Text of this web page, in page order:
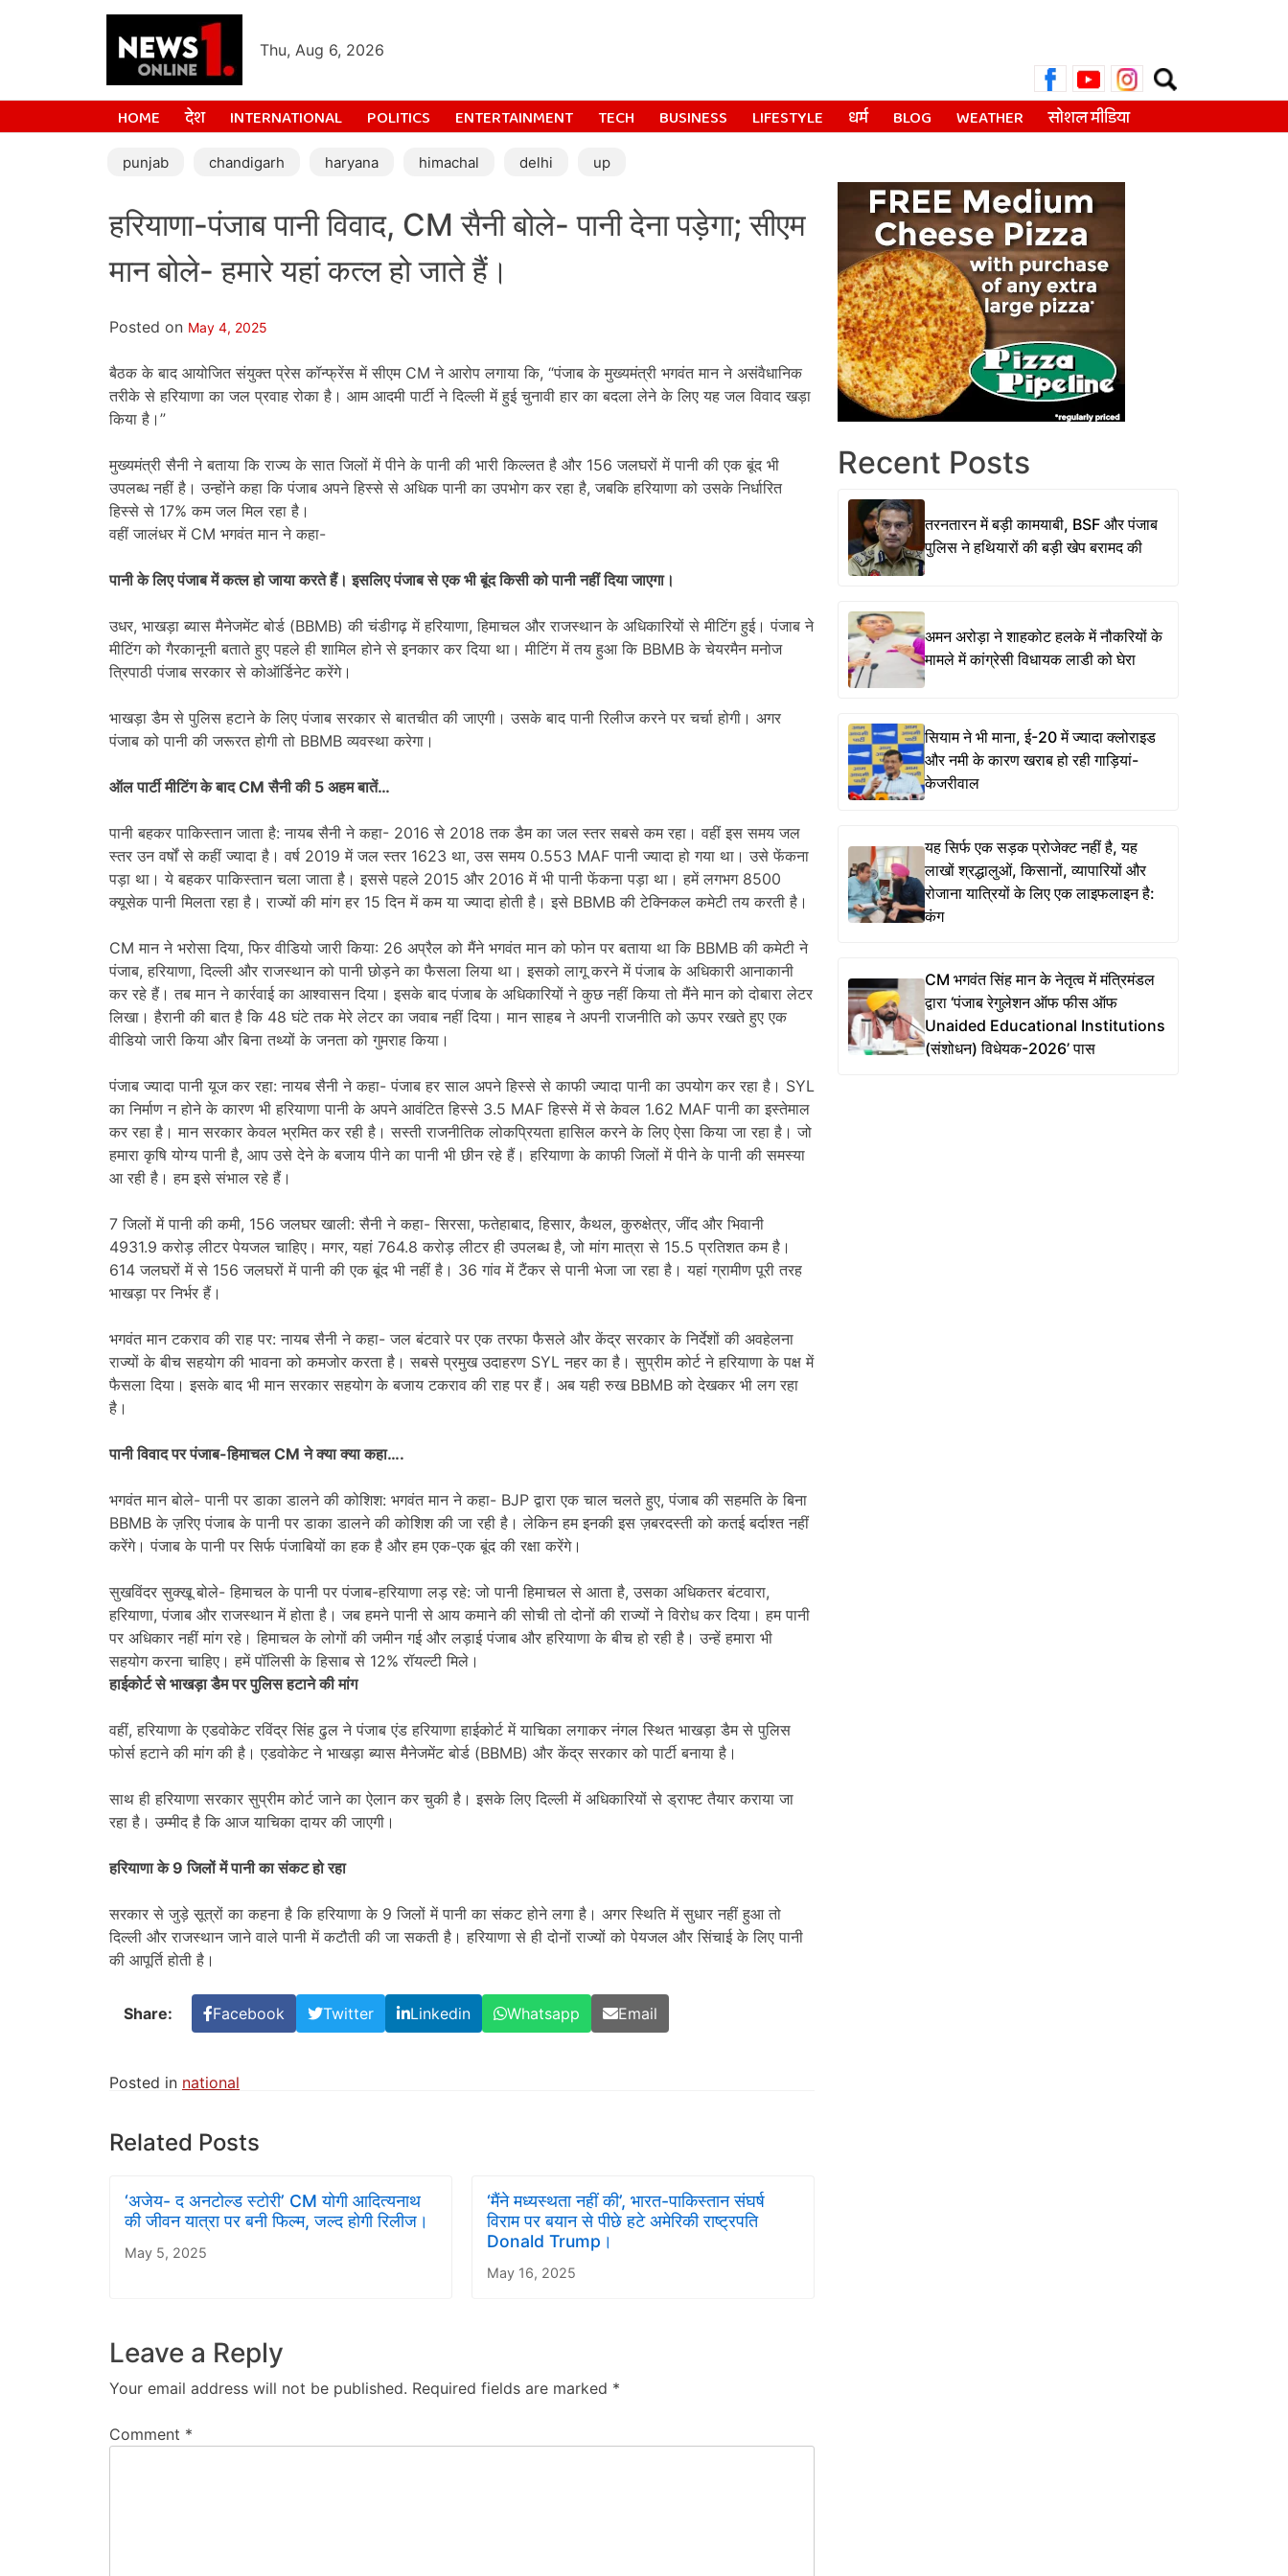
Thu, Aug 6, 2026
Search
for:
HOME देश INTERNATIONAL POLITICS ENTERTAINMENT TECH BUSINESS LIFESTYLE धर्म BLOG WEATHER सोशल मीडिया
punjab chandigarh haryana himachal delhi up
हरियाणा-पंजाब पानी विवाद, CM सैनी बोले- पानी देना पड़ेगा; सीएम
मान बोले- हमारे यहां कत्ल हो जाते हैं।
Posted on May 4, 2025
बैठक के बाद आयोजित संयुक्त प्रेस कॉन्फ्रेंस में सीएम CM ने आरोप लगाया कि, “पंजाब के मुख्यमंत्री भगवंत मान ने असंवैधानिक
तरीके से हरियाणा का जल प्रवाह रोका है। आम आदमी पार्टी ने दिल्ली में हुई चुनावी हार का बदला लेने के लिए यह जल विवाद खड़ा
किया है।”
मुख्यमंत्री सैनी ने बताया कि राज्य के सात जिलों में पीने के पानी की भारी किल्लत है और 156 जलघरों में पानी की एक बूंद भी
उपलब्ध नहीं है। उन्होंने कहा कि पंजाब अपने हिस्से से अधिक पानी का उपभोग कर रहा है, जबकि हरियाणा को उसके निर्धारित
हिस्से से 17% कम जल मिल रहा है।
वहीं जालंधर में CM भगवंत मान ने कहा-
पानी के लिए पंजाब में कत्ल हो जाया करते हैं। इसलिए पंजाब से एक भी बूंद किसी को पानी नहीं दिया जाएगा।
उधर, भाखड़ा ब्यास मैनेजमेंट बोर्ड (BBMB) की चंडीगढ़ में हरियाणा, हिमाचल और राजस्थान के अधिकारियों से मीटिंग हुई। पंजाब ने
मीटिंग को गैरकानूनी बताते हुए पहले ही शामिल होने से इनकार कर दिया था। मीटिंग में तय हुआ कि BBMB के चेयरमैन मनोज
त्रिपाठी पंजाब सरकार से कोऑर्डिनेट करेंगे।
भाखड़ा डैम से पुलिस हटाने के लिए पंजाब सरकार से बातचीत की जाएगी। उसके बाद पानी रिलीज करने पर चर्चा होगी। अगर
पंजाब को पानी की जरूरत होगी तो BBMB व्यवस्था करेगा।
ऑल पार्टी मीटिंग के बाद CM सैनी की 5 अहम बातें…
पानी बहकर पाकिस्तान जाता है: नायब सैनी ने कहा- 2016 से 2018 तक डैम का जल स्तर सबसे कम रहा। वहीं इस समय जल
स्तर उन वर्षों से कहीं ज्यादा है। वर्ष 2019 में जल स्तर 1623 था, उस समय 0.553 MAF पानी ज्यादा हो गया था। उसे फेंकना
पड़ा था। ये बहकर पाकिस्तान चला जाता है। इससे पहले 2015 और 2016 में भी पानी फेंकना पड़ा था। हमें लगभग 8500
क्यूसेक पानी मिलता रहा है। राज्यों की मांग हर 15 दिन में कम या ज्यादा होती है। इसे BBMB की टेक्निकल कमेटी तय करती है।
CM मान ने भरोसा दिया, फिर वीडियो जारी किया: 26 अप्रैल को मैंने भगवंत मान को फोन पर बताया था कि BBMB की कमेटी ने
पंजाब, हरियाणा, दिल्ली और राजस्थान को पानी छोड़ने का फैसला लिया था। इसको लागू करने में पंजाब के अधिकारी आनाकानी
कर रहे हैं। तब मान ने कार्रवाई का आश्वासन दिया। इसके बाद पंजाब के अधिकारियों ने कुछ नहीं किया तो मैंने मान को दोबारा लेटर
लिखा। हैरानी की बात है कि 48 घंटे तक मेरे लेटर का जवाब नहीं दिया। मान साहब ने अपनी राजनीति को ऊपर रखते हुए एक
वीडियो जारी किया और बिना तथ्यों के जनता को गुमराह किया।
पंजाब ज्यादा पानी यूज कर रहा: नायब सैनी ने कहा- पंजाब हर साल अपने हिस्से से काफी ज्यादा पानी का उपयोग कर रहा है। SYL
का निर्माण न होने के कारण भी हरियाणा पानी के अपने आवंटित हिस्से 3.5 MAF हिस्से में से केवल 1.62 MAF पानी का इस्तेमाल
कर रहा है। मान सरकार केवल भ्रमित कर रही है। सस्ती राजनीतिक लोकप्रियता हासिल करने के लिए ऐसा किया जा रहा है। जो
हमारा कृषि योग्य पानी है, आप उसे देने के बजाय पीने का पानी भी छीन रहे हैं। हरियाणा के काफी जिलों में पीने के पानी की समस्या
आ रही है। हम इसे संभाल रहे हैं।
7 जिलों में पानी की कमी, 156 जलघर खाली: सैनी ने कहा- सिरसा, फतेहाबाद, हिसार, कैथल, कुरुक्षेत्र, जींद और भिवानी
4931.9 करोड़ लीटर पेयजल चाहिए। मगर, यहां 764.8 करोड़ लीटर ही उपलब्ध है, जो मांग मात्रा से 15.5 प्रतिशत कम है।
614 जलघरों में से 156 जलघरों में पानी की एक बूंद भी नहीं है। 36 गांव में टैंकर से पानी भेजा जा रहा है। यहां ग्रामीण पूरी तरह
भाखड़ा पर निर्भर हैं।
भगवंत मान टकराव की राह पर: नायब सैनी ने कहा- जल बंटवारे पर एक तरफा फैसले और केंद्र सरकार के निर्देशों की अवहेलना
राज्यों के बीच सहयोग की भावना को कमजोर करता है। सबसे प्रमुख उदाहरण SYL नहर का है। सुप्रीम कोर्ट ने हरियाणा के पक्ष में
फैसला दिया। इसके बाद भी मान सरकार सहयोग के बजाय टकराव की राह पर हैं। अब यही रुख BBMB को देखकर भी लग रहा
है।
पानी विवाद पर पंजाब-हिमाचल CM ने क्या क्या कहा….
भगवंत मान बोले- पानी पर डाका डालने की कोशिश: भगवंत मान ने कहा- BJP द्वारा एक चाल चलते हुए, पंजाब की सहमति के बिना
BBMB के ज़रिए पंजाब के पानी पर डाका डालने की कोशिश की जा रही है। लेकिन हम इनकी इस ज़बरदस्ती को कतई बर्दाश्त नहीं
करेंगे। पंजाब के पानी पर सिर्फ पंजाबियों का हक है और हम एक-एक बूंद की रक्षा करेंगे।
सुखविंदर सुक्खू बोले- हिमाचल के पानी पर पंजाब-हरियाणा लड़ रहे: जो पानी हिमाचल से आता है, उसका अधिकतर बंटवारा,
हरियाणा, पंजाब और राजस्थान में होता है। जब हमने पानी से आय कमाने की सोची तो दोनों की राज्यों ने विरोध कर दिया। हम पानी
पर अधिकार नहीं मांग रहे। हिमाचल के लोगों की जमीन गई और लड़ाई पंजाब और हरियाणा के बीच हो रही है। उन्हें हमारा भी
सहयोग करना चाहिए। हमें पॉलिसी के हिसाब से 12% रॉयल्टी मिले।
हाईकोर्ट से भाखड़ा डैम पर पुलिस हटाने की मांग
वहीं, हरियाणा के एडवोकेट रविंद्र सिंह ढुल ने पंजाब एंड हरियाणा हाईकोर्ट में याचिका लगाकर नंगल स्थित भाखड़ा डैम से पुलिस
फोर्स हटाने की मांग की है। एडवोकेट ने भाखड़ा ब्यास मैनेजमेंट बोर्ड (BBMB) और केंद्र सरकार को पार्टी बनाया है।
साथ ही हरियाणा सरकार सुप्रीम कोर्ट जाने का ऐलान कर चुकी है। इसके लिए दिल्ली में अधिकारियों से ड्राफ्ट तैयार कराया जा
रहा है। उम्मीद है कि आज याचिका दायर की जाएगी।
हरियाणा के 9 जिलों में पानी का संकट हो रहा
सरकार से जुड़े सूत्रों का कहना है कि हरियाणा के 9 जिलों में पानी का संकट होने लगा है। अगर स्थिति में सुधार नहीं हुआ तो
दिल्ली और राजस्थान जाने वाले पानी में कटौती की जा सकती है। हरियाणा से ही दोनों राज्यों को पेयजल और सिंचाई के लिए पानी
की आपूर्ति होती है।
Share: Facebook Twitter Linkedin Whatsapp Email
Posted in national
Related Posts
‘अजेय- द अनटोल्ड स्टोरी’ CM योगी आदित्यनाथ
की जीवन यात्रा पर बनी फिल्म, जल्द होगी रिलीज।
May 5, 2025
‘मैंने मध्यस्थता नहीं की’, भारत-पाकिस्तान संघर्ष
विराम पर बयान से पीछे हटे अमेरिकी राष्ट्रपति
Donald Trump।
May 16, 2025
Leave a Reply
Your email address will not be published. Required fields are marked *
Comment *
Recent Posts
तरनतारन में बड़ी कामयाबी, BSF और पंजाब
पुलिस ने हथियारों की बड़ी खेप बरामद की
अमन अरोड़ा ने शाहकोट हलके में नौकरियों के
मामले में कांग्रेसी विधायक लाडी को घेरा
सियाम ने भी माना, ई-20 में ज्यादा क्लोराइड
और नमी के कारण खराब हो रही गाड़ियां-
केजरीवाल
यह सिर्फ एक सड़क प्रोजेक्ट नहीं है, यह
लाखों श्रद्धालुओं, किसानों, व्यापारियों और
रोजाना यात्रियों के लिए एक लाइफलाइन है:
कंग
CM भगवंत सिंह मान के नेतृत्व में मंत्रिमंडल
द्वारा ‘पंजाब रेगुलेशन ऑफ फीस ऑफ
Unaided Educational Institutions
(संशोधन) विधेयक-2026’ पास